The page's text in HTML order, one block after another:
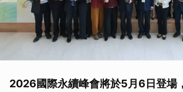
2026國際永續峰會將於5月6日登場